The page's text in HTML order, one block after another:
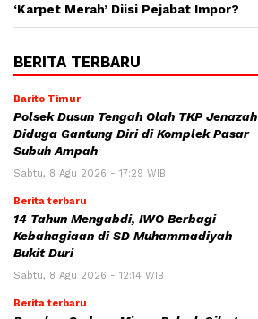
‘Karpet Merah’ Diisi Pejabat Impor?
BERITA TERBARU
Barito Timur
Polsek Dusun Tengah Olah TKP Jenazah
Diduga Gantung Diri di Komplek Pasar
Subuh Ampah
Sabtu, 8 Agu 2026 - 17:29 WIB
Berita terbaru
14 Tahun Mengabdi, IWO Berbagi
Kebahagiaan di SD Muhammadiyah
Bukit Duri
Sabtu, 8 Agu 2026 - 12:14 WIB
Berita terbaru